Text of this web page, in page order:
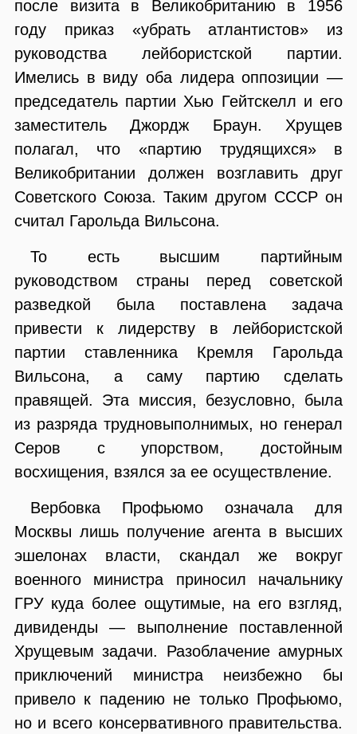
после визита в Великобританию в 1956
году приказ «убрать атлантистов» из
руководства лейбористской партии.
Имелись в виду оба лидера оппозиции —
председатель партии Хью Гейтскелл и его
заместитель Джордж Браун. Хрущев
полагал, что «партию трудящихся» в
Великобритании должен возглавить друг
Советского Союза. Таким другом СССР он
считал Гарольда Вильсона.
То есть высшим партийным
руководством страны перед советской
разведкой была поставлена задача
привести к лидерству в лейбористской
партии ставленника Кремля Гарольда
Вильсона, а саму партию сделать
правящей. Эта миссия, безусловно, была
из разряда трудновыполнимых, но генерал
Серов с упорством, достойным
восхищения, взялся за ее осуществление.
Вербовка Профьюмо означала для
Москвы лишь получение агента в высших
эшелонах власти, скандал же вокруг
военного министра приносил начальнику
ГРУ куда более ощутимые, на его взгляд,
дивиденды — выполнение поставленной
Хрущевым задачи. Разоблачение амурных
приключений министра неизбежно бы
привело к падению не только Профьюмо,
но и всего консервативного правительства.